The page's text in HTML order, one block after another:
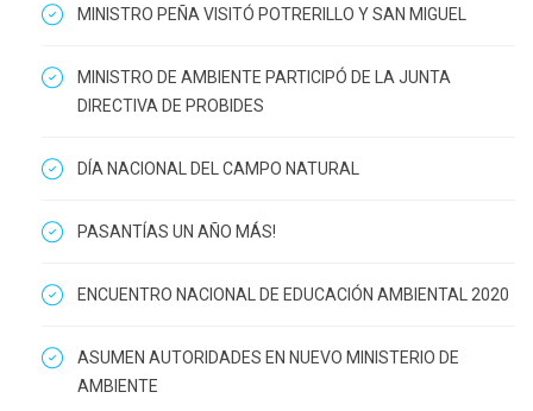
MINISTRO PEÑA VISITÓ POTRERILLO Y SAN MIGUEL
MINISTRO DE AMBIENTE PARTICIPÓ DE LA JUNTA
DIRECTIVA DE PROBIDES
DÍA NACIONAL DEL CAMPO NATURAL
PASANTÍAS UN AÑO MÁS!
ENCUENTRO NACIONAL DE EDUCACIÓN AMBIENTAL 2020
ASUMEN AUTORIDADES EN NUEVO MINISTERIO DE
AMBIENTE